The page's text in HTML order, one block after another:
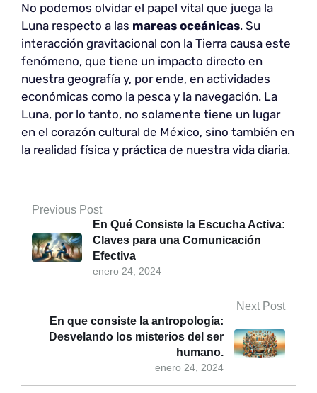
No podemos olvidar el papel vital que juega la
Luna respecto a las mareas oceánicas. Su
interacción gravitacional con la Tierra causa este
fenómeno, que tiene un impacto directo en
nuestra geografía y, por ende, en actividades
económicas como la pesca y la navegación. La
Luna, por lo tanto, no solamente tiene un lugar
en el corazón cultural de México, sino también en
la realidad física y práctica de nuestra vida diaria.
Previous Post
enero 24, 2024
En Qué Consiste la Escucha Activa:
Claves para una Comunicación
Efectiva
Next Post
enero 24, 2024
En que consiste la antropología:
Desvelando los misterios del ser
humano.